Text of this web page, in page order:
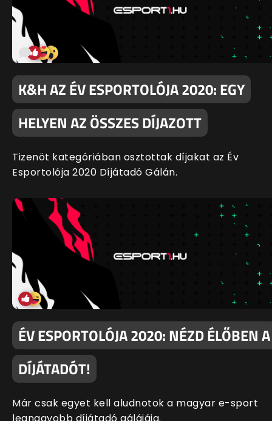
K&H AZ ÉV ESPORTOLÓJA 2020: EGY
HELYEN AZ ÖSSZES DÍJAZOTT
Tizenöt kategóriában osztottak díjakat az Év
Esportolója 2020 Díjátadó Gálán.
ÉV ESPORTOLÓJA 2020: NÉZD ÉLŐBEN A
DÍJÁTADÓT!
Már csak egyet kell aludnotok a magyar e-sport